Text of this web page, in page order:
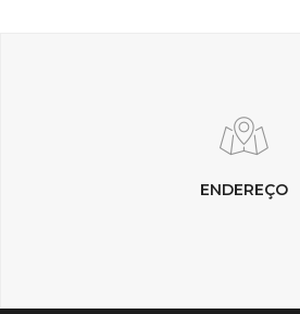
ENDEREÇO